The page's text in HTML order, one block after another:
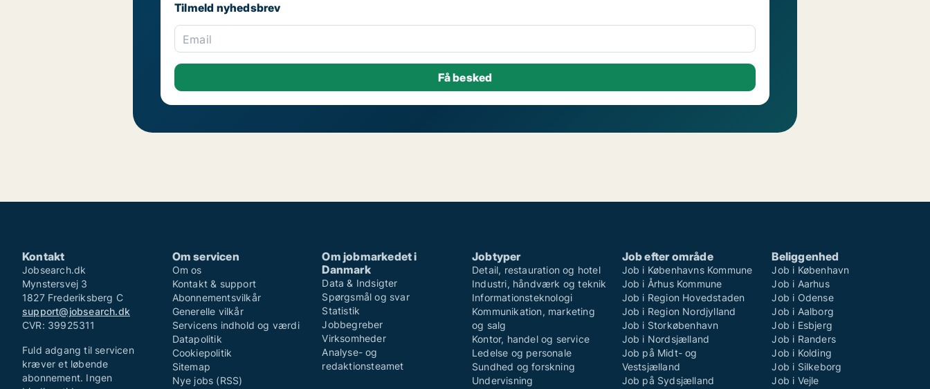
Tilmeld nyhedsbrev
Email
Kontakt
Jobsearch.dk
Mynstersvej 3
1827 Frederiksberg C
support@jobsearch.dk
CVR: 39925311
Fuld adgang til servicen
kræver et løbende
abonnement. Ingen
Om servicen
Om os
Kontakt & support
Abonnementsvilkår
Generelle vilkår
Servicens indhold og værdi
Datapolitik
Cookiepolitik
Sitemap
Nye jobs (RSS)
Om jobmarkedet i
Danmark
Data & Indsigter
Spørgsmål og svar
Statistik
Jobbegreber
Virksomheder
Analyse- og
redaktionsteamet
Jobtyper
Detail, restauration og hotel
Industri, håndværk og teknik
Informationsteknologi
Kommunikation, marketing
og salg
Kontor, handel og service
Ledelse og personale
Sundhed og forskning
Undervisning
Job efter område
Job i Københavns Kommune
Job i Århus Kommune
Job i Region Hovedstaden
Job i Region Nordjylland
Job i Storkøbenhavn
Job i Nordsjælland
Job på Midt- og
Vestsjælland
Job på Sydsjælland
Beliggenhed
Job i København
Job i Aarhus
Job i Odense
Job i Aalborg
Job i Esbjerg
Job i Randers
Job i Kolding
Job i Silkeborg
Job i Vejle